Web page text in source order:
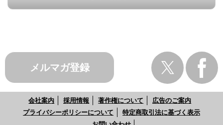
メルマガ登録
会社案内 採用情報 著作権について
広告のご案内
プライバシーポリシーについて
特定商取引法に基づく表示